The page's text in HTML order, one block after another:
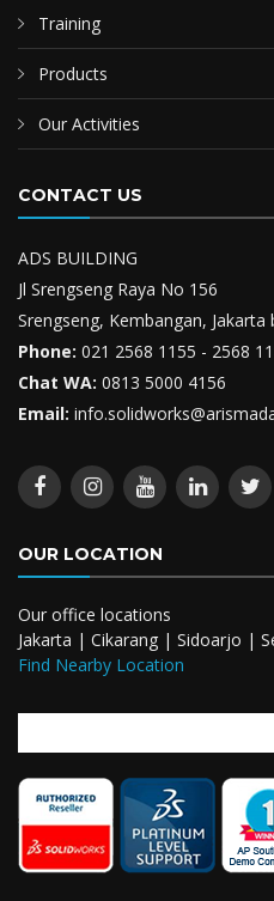
Training
Products
Our Activities
CONTACT US
ADS BUILDING
Jl Srengseng Raya No 156
Srengseng, Kembangan, Jakarta
Phone: 021 2568 1155 - 2568
Chat WA: 0813 5000 4156
Email:
OUR LOCATION
Our office locations
Jakarta | Cikarang | Sidoarjo |
Find Nearby Location